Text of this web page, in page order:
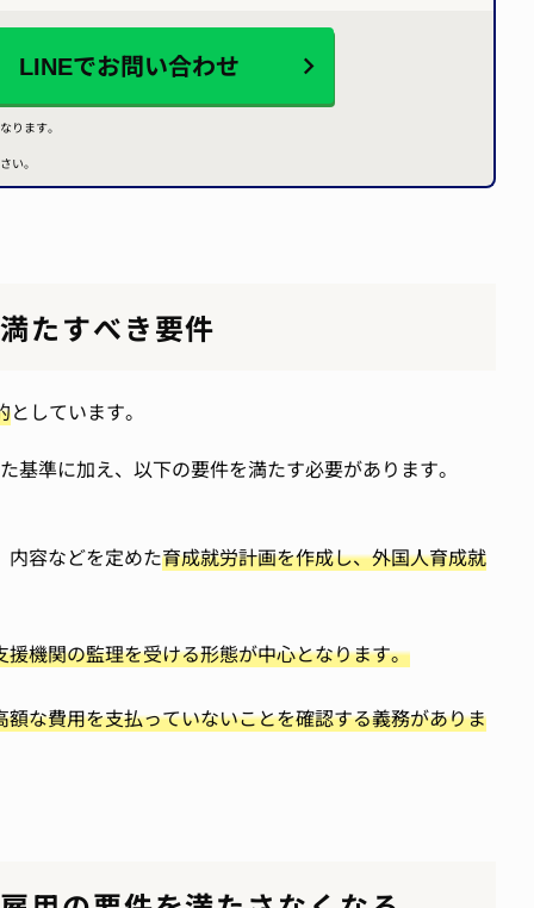
LINEでお問い合わせ
ります。
い。
たすべき要件
としています。
準に加え、以下の要件を満たす必要があります。
内容などを定めた育成就労計画を作成し、外国人育成就
機関の監理を受ける形態が中心となります。
額な費用を支払っていないことを確認する義務がありま